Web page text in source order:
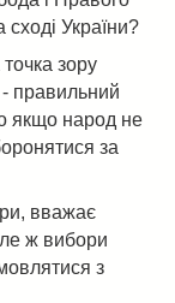
України?
зору
- правильний
якщо народ не
за
вважає
ж вибори
з